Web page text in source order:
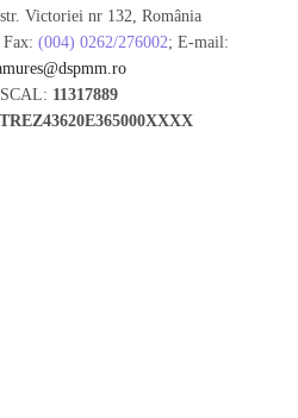
Victoriei nr 132, România
Fax: (004) 0262/276002; E-mail:
11317889